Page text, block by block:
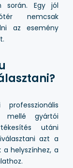
során. Egy jól
nemcsak
az esemény
mellé gyártói
utáni
azt a
helyszínhez, a